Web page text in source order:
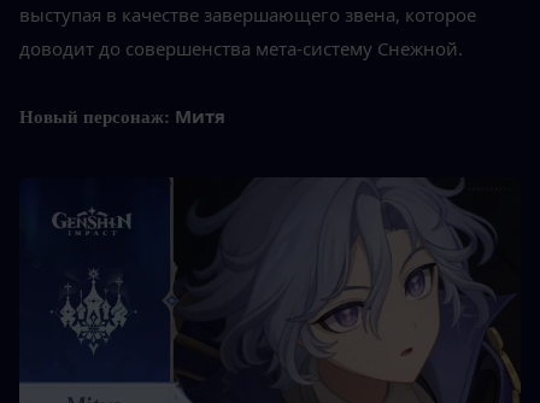
выступая в качестве завершающего звена, которое
доводит до совершенства мета-систему Снежной.
Новый персонаж: Митя